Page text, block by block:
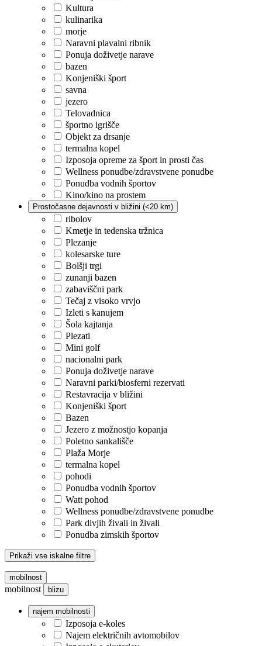
Kultura
kulinarika
morje
Naravni plavalni ribnik
Ponuja doživetje narave
bazen
Konjeniški šport
savna
jezero
Telovadnica
športno igrišče
Objekt za drsanje
termalna kopel
Izposoja opreme za šport in prosti čas
Wellness ponudbe/zdravstvene ponudbe
Ponudba vodnih športov
Kino/kino na prostem
Prostočasne dejavnosti v bližini (<20 km)
ribolov
Kmetje in tedenska tržnica
Plezanje
kolesarske ture
Bolšji trgi
zunanji bazen
zabaviščni park
Tečaj z visoko vrvjo
Izleti s kanujem
Šola kajtanja
Plezati
Mini golf
nacionalni park
Ponuja doživetje narave
Naravni parki/biosferni rezervati
Restavracija v bližini
Konjeniški šport
Bazen
Jezero z možnostjo kopanja
Poletno sankališče
Plaža Morje
termalna kopel
pohodi
Ponudba vodnih športov
Watt pohod
Wellness ponudbe/zdravstvene ponudbe
Park divjih živali in živali
Ponudba zimskih športov
Prikaži vse iskalne filtre
mobilnost
mobilnost blizu
najem mobilnosti
Izposoja e-koles
Najem električnih avtomobilov